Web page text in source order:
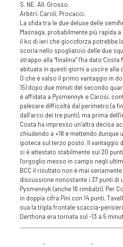
S. NE. All: Grosso.
Arbitri: Caroli, Procacci.
La sfida tra le due deluse delle
Masnaga, probabilmente più rapida
il ko di ieri che giocoforza potrebbe
scoria nello spogliatoio delle due
strappo alla “finalina” l’ha dato Costa
abituata in questi giorni a uscire alla
0 che è valso il primo vantaggio in
15) dopo due minuti del secondo
è affidata a Pysmennyk e Carosi,
palesare difficoltà dal perimetro (a
dall’arco dei tre punti), ma prima
Costa ha impresso un’altra decisa
chiudendo a +18 e mettendo dunque
ipoteca sul terzo posto. Il vantaggio
si è attestato stabilmente sui 20
l’orgoglio messo in campo negli
BCC il risultato non è mai
discussione nonostante i 37 punti di
Pysmennyk (anche 16 rimbalzi). Per
in doppia cifra Pini con 14 punti,
sua la tripla frontale scaccia-
Derthona era tornata sul -13 a 5